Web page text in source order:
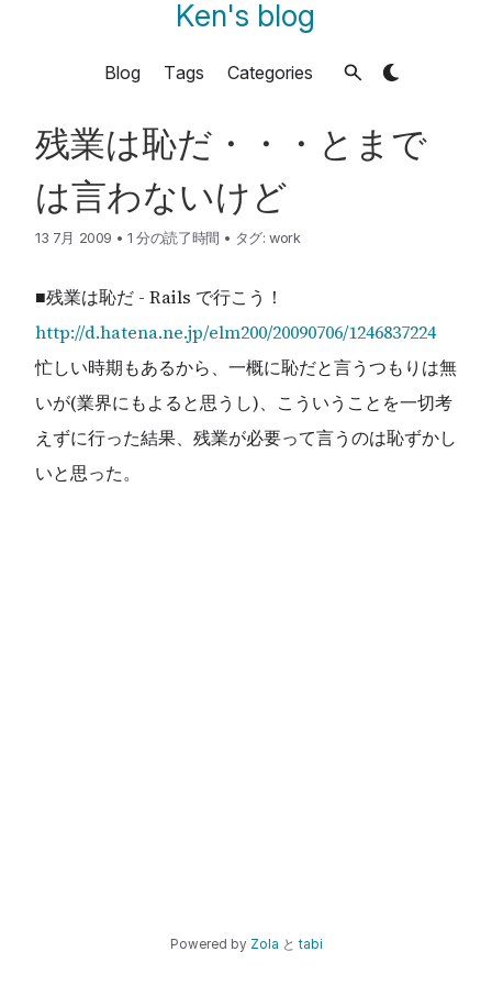
Ken's blog
Blog Tags Categories
残業は恥だ・・・とまで
は言わないけど
13 7月 2009 • 1 分の読了時間 • タグ:work
■残業は恥だ - Rails で行こう！
http://d.hatena.ne.jp/elm200/20090706/1246837224
忙しい時期もあるから、一概に恥だと言うつもりは無
いが(業界にもよると思うし)、こういうことを一切考
えずに行った結果、残業が必要って言うのは恥ずかし
いと思った。
Powered by Zola と tabi